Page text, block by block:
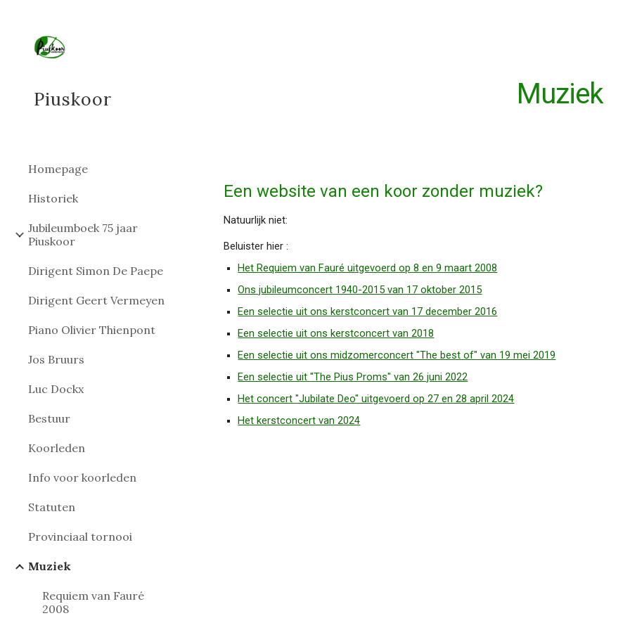
Piuskoor
Homepage
Historiek
Jubileumboek 75 jaar
Piuskoor
Dirigent Simon De Paepe
Dirigent Geert Vermeyen
Piano Olivier Thienpont
Jos Bruurs
Luc Dockx
Bestuur
Koorleden
Info voor koorleden
Statuten
Provinciaal tornooi
Muziek
Requiem van Fauré
2008
Muziek
Een website van een koor zonder muziek?
Natuurlijk niet:
Beluister hier :
Het Requiem van Fauré uitgevoerd op 8 en 9 maart 2008
Ons jubileumconcert 1940-2015 van 17 oktober 2015
Een selectie uit ons kerstconcert van 17 december 2016
Een selectie uit ons kerstconcert van 2018
Een selectie uit ons midzomerconcert "The best of" van 19 mei 2019
Een selectie uit "The Pius Proms" van 26 juni 2022
Het concert "Jubilate Deo" uitgevoerd op 27 en 28 april 2024
Het kerstconcert van 2024